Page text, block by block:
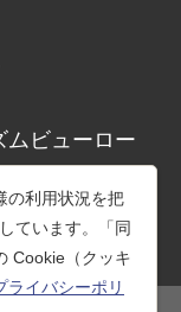
ムビューロー
の利用状況を把
ています。「同
Cookie（クッキ
ライバシーポリ